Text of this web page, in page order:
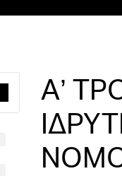
Α’